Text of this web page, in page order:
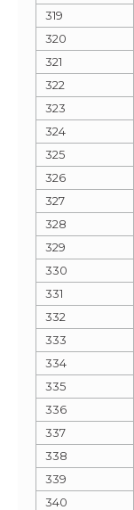
319
320
321
322
323
324
325
326
327
328
329
330
331
332
333
334
335
336
337
338
339
340